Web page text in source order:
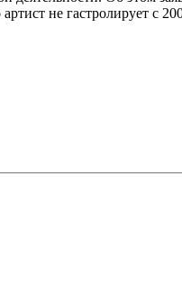
не гастролирует с